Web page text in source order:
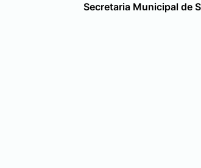
Secretaria Municipal de